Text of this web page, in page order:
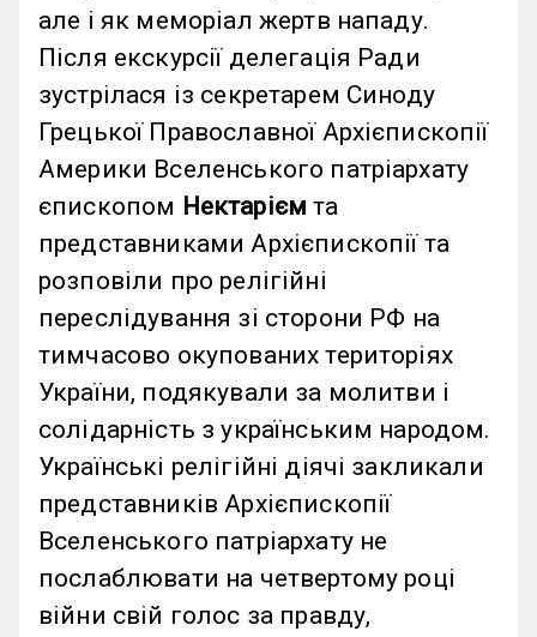
але і як меморіал жертв нападу.
Після екскурсії делегація Ради
зустрілася із секретарем Синоду
Грецької Православної Архієпископії
Америки Вселенського патріархату
єпископом Нектарієм та
представниками Архієпископії та
розповіли про релігійні
переслідування зі сторони РФ на
тимчасово окупованих територіях
України, подякували за молитви і
солідарність з українським народом.
Українські релігійні діячі закликали
представників Архієпископії
Вселенського патріархату не
послаблювати на четвертому році
війни свій голос за правду,